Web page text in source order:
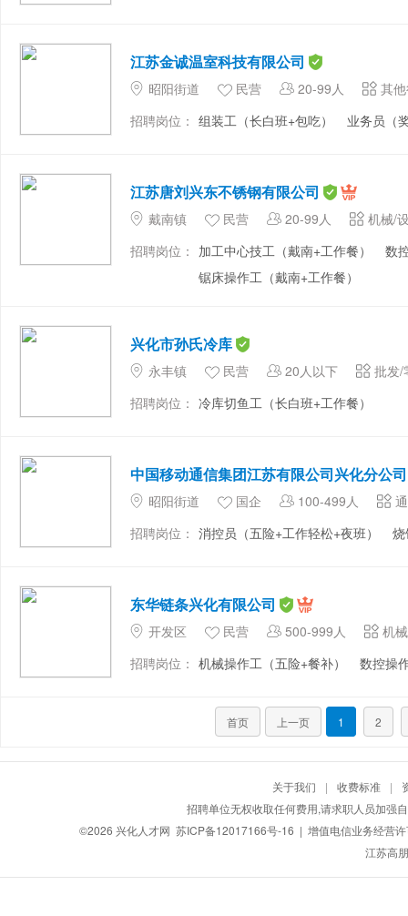
江苏金诚温室科技有限公司
昭阳街道 民营 20-99人
其
招聘岗位： 组装工（长白班+包吃） 业务员（
江苏唐刘兴东不锈钢有限公司
戴南镇 民营 20-99人
机械/
招聘岗位： 加工中心技工（戴南+工作餐）
数
锯床操作工（戴南+工作餐）
兴化市孙氏冷库
永丰镇 民营 20人以下
批发/
招聘岗位： 冷库切鱼工（长白班+工作餐）
中国移动通信集团江苏有限公司兴化分公司
昭阳街道 国企 100-499人
招聘岗位： 消控员（五险+工作轻松+夜班）
东华链条兴化有限公司
开发区 民营 500-999人
机
招聘岗位： 机械操作工（五险+餐补） 数控操
首页 上一页 1 2
关于我们 | 收费标准 |
招聘单位无权收取任何费用,请求职人员加强
©2026 兴化人才网 苏ICP备12017166号-16 | 增值电信业务经营
江苏高